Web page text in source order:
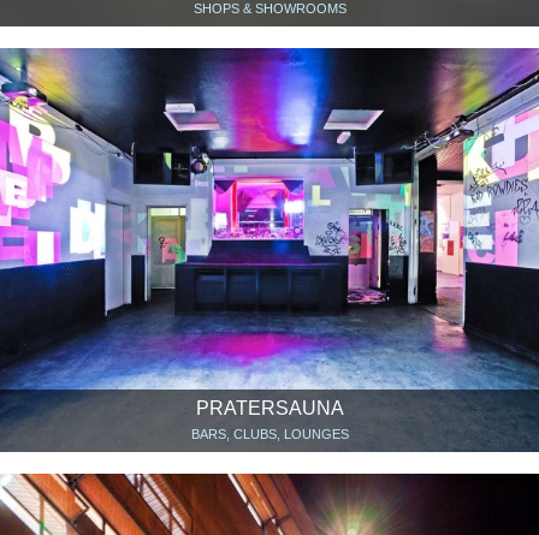
SHOPS & SHOWROOMS
PRATERSAUNA
BARS, CLUBS, LOUNGES